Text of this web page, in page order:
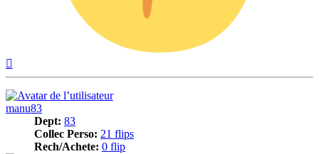
manu83
Dept: 83
Collec Perso: 21 flips
Rech/Achete: 0 flip